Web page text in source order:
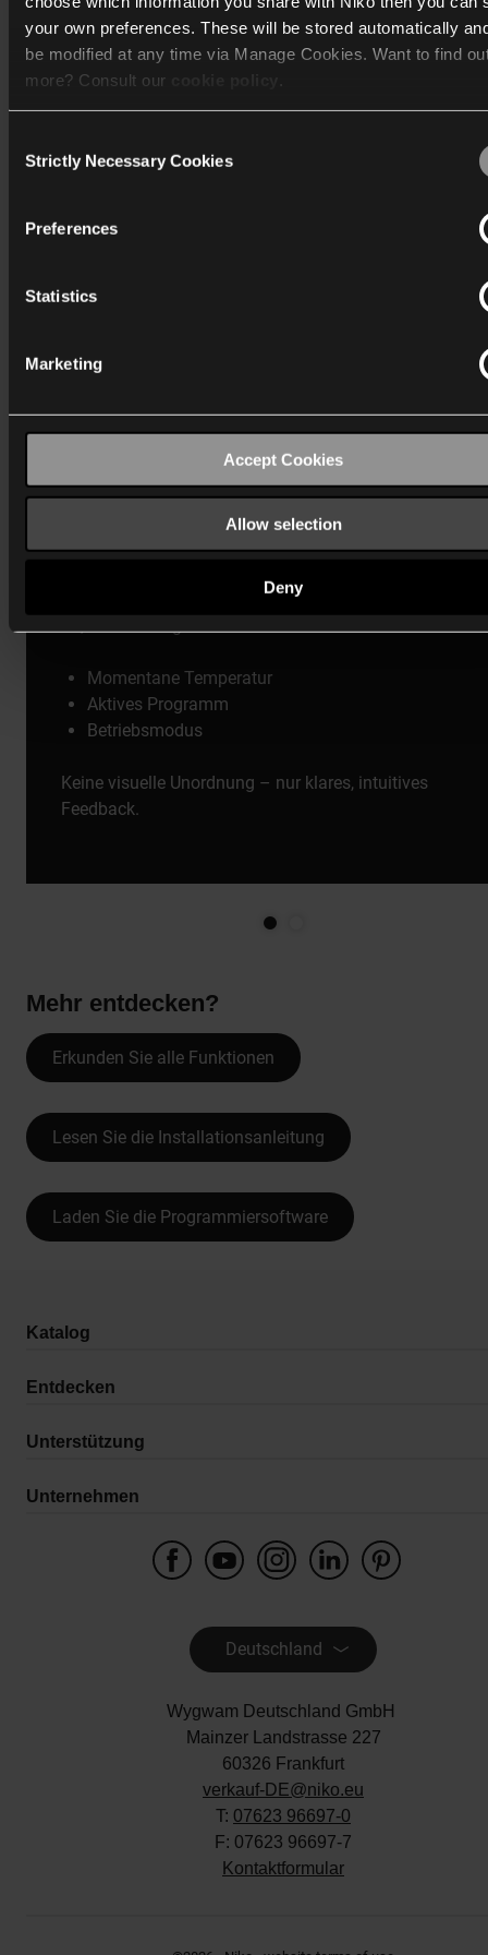
your own preferences. These will be stored automatically
be modified at any time via Manage Cookies. Want to find
more? Consult our
We work with40 third parties
who may receive and
Selection
Strictly Necessary Cookies
Preferences
Statistics
Marketing
Accept Cookies
Allow selection
Deny
Raffiniertes Design
Ein schmales, beleuchtetes Farbdisplay zeigt genau das
an, was benötigt wird:
Momentane Temperatur
Aktives Programm
Betriebsmodus
Keine visuelle Unordnung – nur klares, intuitives
Feedback.
Mehr entdecken?
Erkunden Sie alle Funktionen
Lesen Sie die Installationsanleitung
Laden Sie die Programmiersoftware
Katalog
Entdecken
Unterstützung
Unternehmen
Deutschland
Wygwam Deutschland GmbH
Mainzer Landstrasse 227
60326 Frankfurt
verkauf-DE@niko.eu
T: 07623 96697-0
F: 07623 96697-7
Kontaktformular